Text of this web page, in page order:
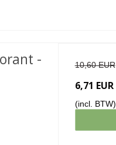
-
10,60 EUR
6,71 EUR
(incl. BTW)